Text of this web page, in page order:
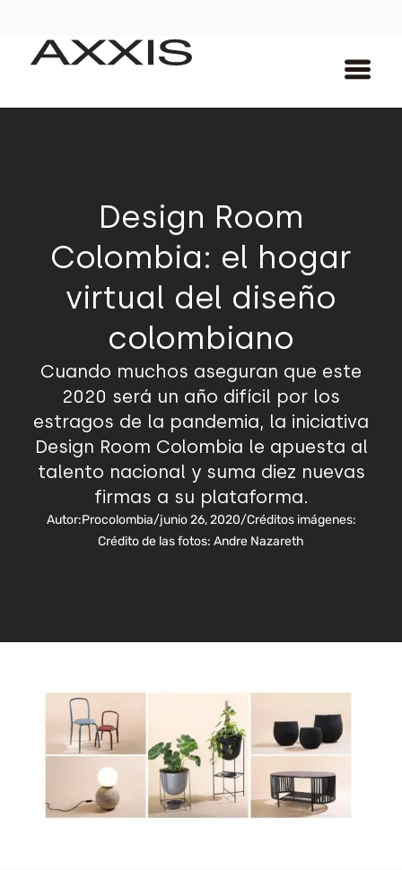
Design Room
Colombia: el hogar
virtual del diseño
colombiano
Cuando muchos aseguran que este
2020 será un año difícil por los
estragos de la pandemia, la iniciativa
Design Room Colombia le apuesta al
talento nacional y suma diez nuevas
firmas a su plataforma.
Autor:Procolombia/junio 26, 2020/Créditos imágenes:
Crédito de las fotos: Andre Nazareth